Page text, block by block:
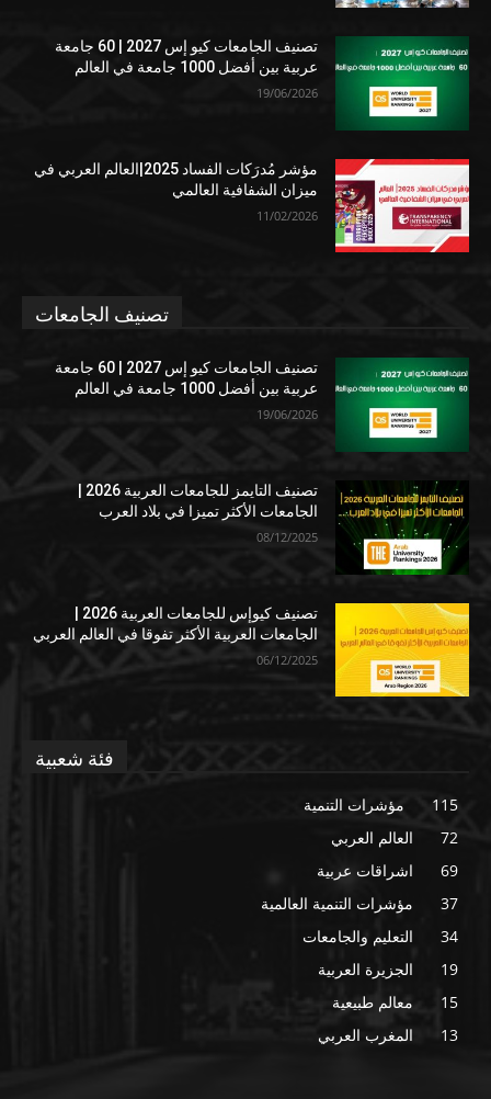
تصنيف الجامعات كيو إس 2027 | 60 جامعة
عربية بين أفضل 1000 جامعة في العالم
19/06/2026
مؤشر مُدرَكات الفساد 2025|العالم العربي في
ميزان الشفافية العالمي
11/02/2026
تصنيف الجامعات
تصنيف الجامعات كيو إس 2027 | 60 جامعة
عربية بين أفضل 1000 جامعة في العالم
19/06/2026
الجامعات الأكثر تميزا في بلاد العرب
08/12/2025
الجامعات العربية الأكثر تفوقا في العالم العربي
06/12/2025
فئة شعبية
مؤشرات التنمية
115
العالم العربي
72
اشراقات عربية
69
مؤشرات التنمية العالمية
37
التعليم والجامعات
34
الجزيرة العربية
19
معالم طبيعية
15
المغرب العربي
13